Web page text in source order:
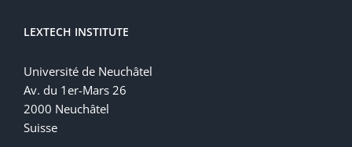
LEXTECH INSTITUTE
Université de Neuchâtel
Av. du 1er-Mars 26
2000 Neuchâtel
Suisse